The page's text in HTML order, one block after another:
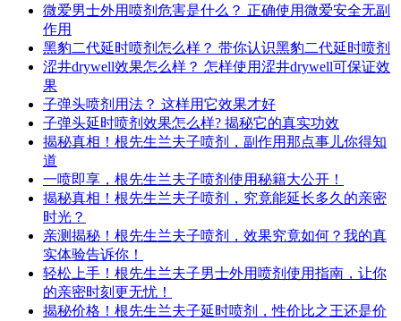
微爱男士外用喷剂危害是什么？ 正确使用微爱安全无副
作用
黑豹二代延时喷剂怎么样？ 带你认识黑豹二代延时喷剂
涩井drywell效果怎么样？ 怎样使用涩井drywell可保证效
果
子弹头喷剂用法？ 这样用它效果才好
子弹头延时喷剂效果怎么样? 揭秘它的真实功效
揭秘真相！根先生兰夫子喷剂，副作用那点事儿你得知
道
一喷即享，根先生兰夫子喷剂使用秘籍大公开！
揭秘真相！根先生兰夫子喷剂，究竟能延长多久的亲密
时光？
亲测揭秘！根先生兰夫子喷剂，效果究竟如何？我的真
实体验告诉你！
轻松上手！根先生兰夫子男士外用喷剂使用指南，让你
的亲密时刻更无忧！
揭秘价格！根先生兰夫子延时喷剂，性价比之王还是价